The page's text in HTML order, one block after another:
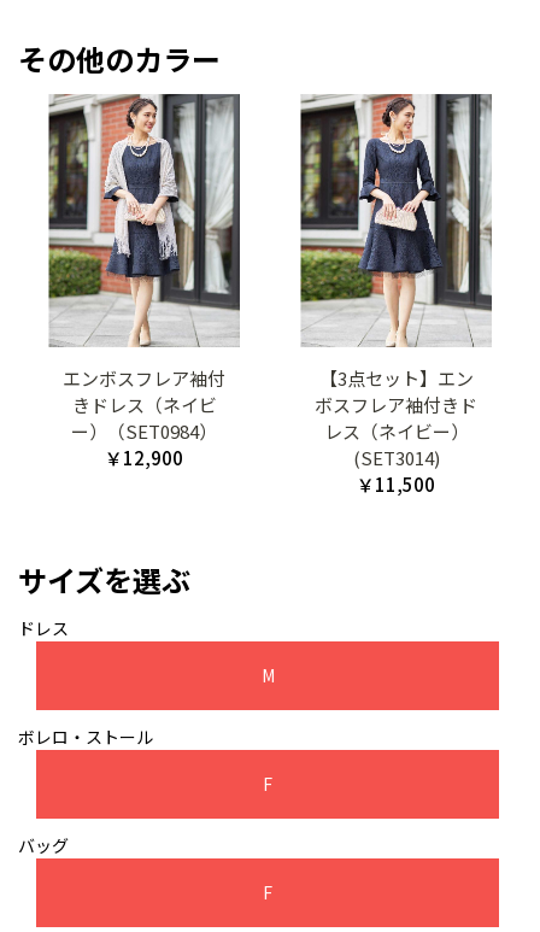
その他のカラー
エンボスフレア袖付
きドレス（ネイビ
ー）（SET0984）
￥12,900
【3点セット】エン
ボスフレア袖付きド
レス（ネイビー）
(SET3014)
￥11,500
サイズを選ぶ
ドレス
M
ボレロ・ストール
F
バッグ
F